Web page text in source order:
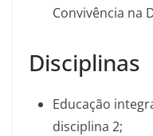
Convivência na
Disciplinas
Educação
disciplina 2;